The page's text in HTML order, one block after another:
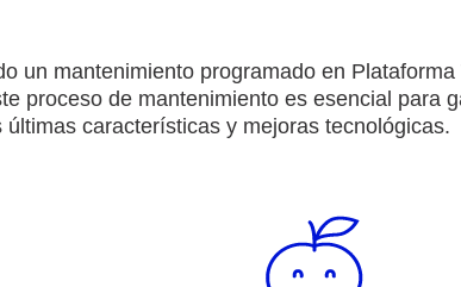
un mantenimiento programado en
proceso de mantenimiento es esencial para
características y mejoras tecnológicas.